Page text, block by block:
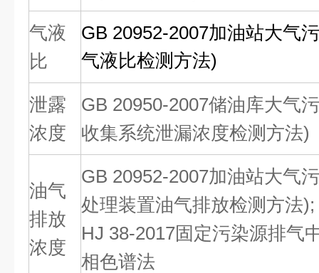
气液
比
GB 20952-2007加油站大气
气液比检测方法)
泄露
浓度
GB 20950-2007储油库大气
收集系统泄漏浓度检测方法)
油气
排放
浓度
GB 20952-2007加油站大气
处理装置油气排放检测方法);
HJ 38-2017固定污染源排气
相色谱法